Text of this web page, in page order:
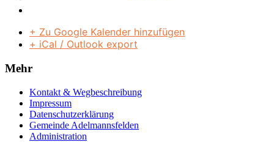
+ Zu Google Kalender hinzufügen
+ iCal / Outlook export
Mehr
Kontakt & Wegbeschreibung
Impressum
Datenschutzerklärung
Gemeinde Adelmannsfelden
Administration